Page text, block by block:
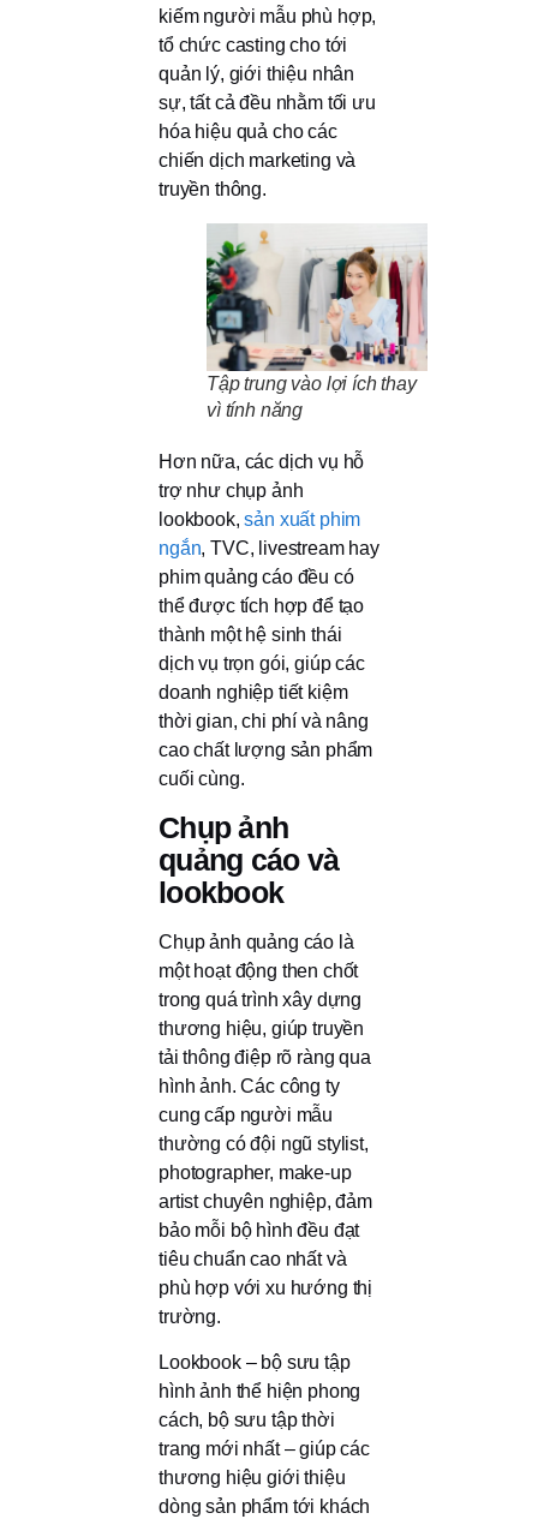
kiếm người mẫu phù hợp,
tổ chức casting cho tới
quản lý, giới thiệu nhân
sự, tất cả đều nhằm tối ưu
hóa hiệu quả cho các
chiến dịch marketing và
truyền thông.
Tập trung vào lợi ích thay
vì tính năng
Hơn nữa, các dịch vụ hỗ
trợ như chụp ảnh
lookbook,sản xuất phim
ngắn, TVC, livestream hay
phim quảng cáo đều có
thể được tích hợp để tạo
thành một hệ sinh thái
dịch vụ trọn gói, giúp các
doanh nghiệp tiết kiệm
thời gian, chi phí và nâng
cao chất lượng sản phẩm
cuối cùng.
Chụp ảnh
quảng cáo và
lookbook
Chụp ảnh quảng cáo là
một hoạt động then chốt
trong quá trình xây dựng
thương hiệu, giúp truyền
tải thông điệp rõ ràng qua
hình ảnh. Các công ty
cung cấp người mẫu
thường có đội ngũ stylist,
photographer, make-up
artist chuyên nghiệp, đảm
bảo mỗi bộ hình đều đạt
tiêu chuẩn cao nhất và
phù hợp với xu hướng thị
trường.
Lookbook – bộ sưu tập
hình ảnh thể hiện phong
cách, bộ sưu tập thời
trang mới nhất – giúp các
thương hiệu giới thiệu
dòng sản phẩm tới khách